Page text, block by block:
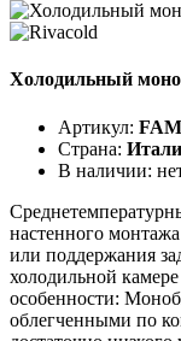
Холодильный
Артикул:
Страна:
В наличии:
настенного
или поддержания
холодильной
особенности:
облегченными по